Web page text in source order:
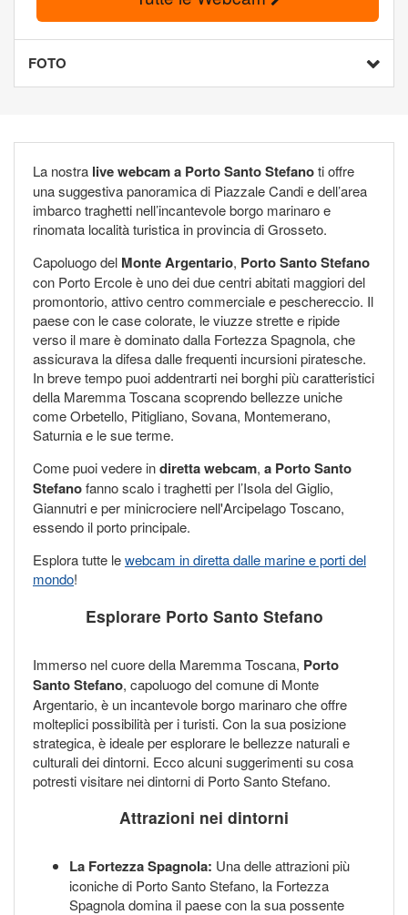
FOTO
La nostra live webcam a Porto Santo Stefanoti offre
una suggestiva panoramica di Piazzale Candi e dell’area
imbarco traghetti nell’incantevole borgo marinaro e
rinomata località turistica in provincia di Grosseto.
Capoluogo del Monte Argentario, Porto Santo Stefano
con Porto Ercole è uno dei due centri abitati maggiori del
promontorio, attivo centro commerciale e peschereccio. Il
paese con le case colorate, le viuzze strette e ripide
verso il mare è dominato dalla Fortezza Spagnola, che
assicurava la difesa dalle frequenti incursioni piratesche.
In breve tempo puoi addentrarti nei borghi più caratteristici
della Maremma Toscana scoprendo bellezze uniche
come Orbetello, Pitigliano, Sovana, Montemerano,
Saturnia e le sue terme.
Come puoi vedere indiretta webcam, a Porto Santo
Stefanofanno scalo i traghetti per l’Isola del Giglio,
Giannutri e per minicrociere nell'Arcipelago Toscano,
essendo il porto principale.
Esplora tutte lewebcam in diretta dalle marine e porti del
mondo!
Esplorare Porto Santo Stefano
Immerso nel cuore della Maremma Toscana, Porto
Santo Stefano, capoluogo del comune di Monte
Argentario, è un incantevole borgo marinaro che offre
molteplici possibilità per i turisti. Con la sua posizione
strategica, è ideale per esplorare le bellezze naturali e
culturali dei dintorni. Ecco alcuni suggerimenti su cosa
potresti visitare nei dintorni di Porto Santo Stefano.
Attrazioni nei dintorni
La Fortezza Spagnola: Una delle attrazioni più
iconiche di Porto Santo Stefano, la Fortezza
Spagnola domina il paese con la sua possente